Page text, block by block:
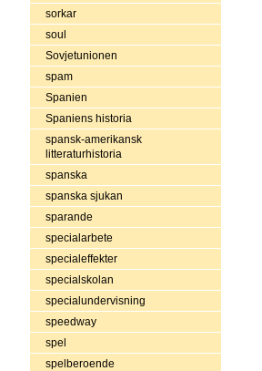
sorkar
soul
Sovjetunionen
spam
Spanien
Spaniens historia
spansk-amerikansk
litteraturhistoria
spanska
spanska sjukan
sparande
specialarbete
specialeffekter
specialskolan
specialundervisning
speedway
spel
spelberoende